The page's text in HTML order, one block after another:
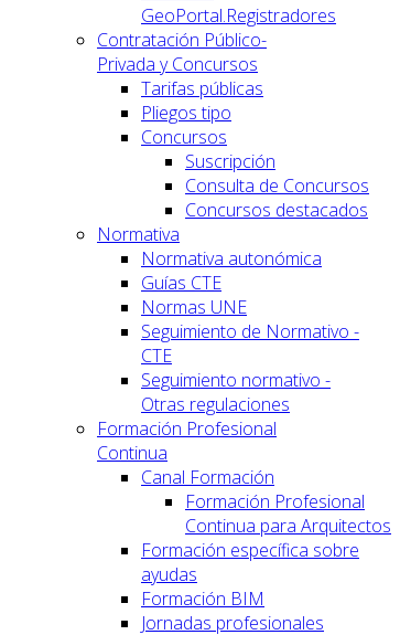
GeoPortal.Registradores
Contratación Público-
Privada y Concursos
Tarifas públicas
Pliegos tipo
Concursos
Suscripción
Consulta de Concursos
Concursos destacados
Normativa
Normativa autonómica
Guías CTE
Normas UNE
Seguimiento de Normativo -
CTE
Seguimiento normativo -
Otras regulaciones
Formación Profesional
Continua
Canal Formación
Formación Profesional
Continua para Arquitectos
Formación específica sobre
ayudas
Formación BIM
Jornadas profesionales